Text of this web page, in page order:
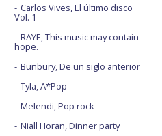
Carlos Vives, El último disco
Vol. 1
RAYE, This music may contain
hope.
Bunbury, De un siglo anterior
Tyla, A*Pop
Melendi, Pop rock
Niall Horan, Dinner party